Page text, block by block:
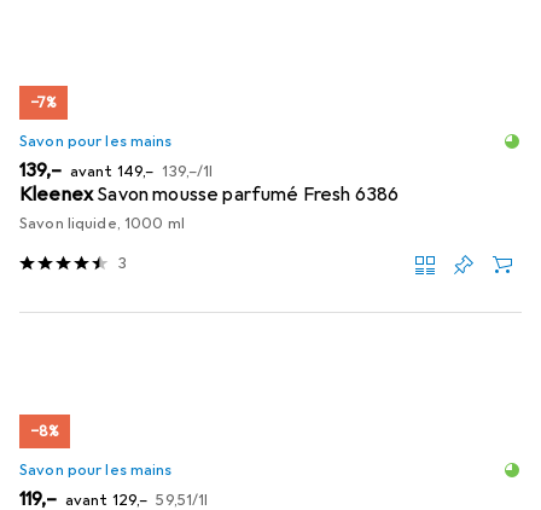
−7%
Savon pour les mains
EUR
139,– avant EUR
149,– EUR
139,–/1l
KleenexSavon mousse parfumé Fresh 6386
Savon liquide, 1000 ml
3
−8%
Savon pour les mains
EUR
119,– avant EUR
129,– EUR
59,51/1l